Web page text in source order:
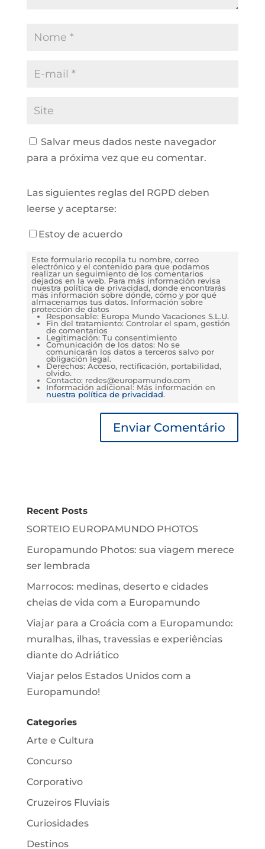
Salvar meus dados neste navegador
para a próxima vez que eu comentar.
Las siguientes reglas del RGPD deben
leerse y aceptarse:
Estoy de acuerdo
Este formulario recopila tu nombre, correo
electrónico y el contenido para que podamos
realizar un seguimiento de los comentarios
dejados en la web. Para más información revisa
nuestra política de privacidad, donde encontrarás
más información sobre dónde, cómo y por qué
almacenamos tus datos. Información sobre
protección de datos
Responsable: Europa Mundo Vacaciones S.L.U.
Fin del tratamiento: Controlar el spam, gestión
de comentarios
Legitimación: Tu consentimiento
Comunicación de los datos: No se
comunicarán los datos a terceros salvo por
obligación legal.
Derechos: Acceso, rectificación, portabilidad,
olvido.
Contacto: redes@europamundo.com
Información adicional: Más información en
nuestra política de privacidad.
Recent Posts
SORTEIO EUROPAMUNDO PHOTOS
Europamundo Photos: sua viagem merece
ser lembrada
Marrocos: medinas, deserto e cidades
cheias de vida com a Europamundo
Viajar para a Croácia com a Europamundo:
muralhas, ilhas, travessias e experiências
diante do Adriático
Viajar pelos Estados Unidos com a
Europamundo!
Categories
Arte e Cultura
Concurso
Corporativo
Cruzeiros Fluviais
Curiosidades
Destinos